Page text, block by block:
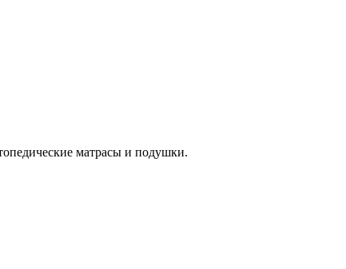
матрасы и подушки.